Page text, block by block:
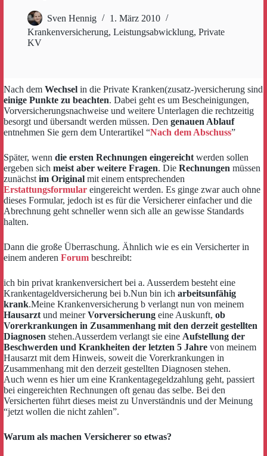
Sven Hennig
1. März 2010
Krankenversicherung, Leistungsabwicklung, Private
KV
Nach dem Wechsel in die Private Kranken(zusatz-)versicherung sind
einige Punkte zu beachten. Dabei geht es um Bescheinigungen,
Vorversicherungsnachweise und weitere Unterlagen die rechtzeitig
besorgt und übersandt werden müssen. Den genauen Ablauf
entnehmen Sie gern dem Unterartikel “Nach dem Abschuss”
Später, wenn die ersten Rechnungen eingereicht werden sollen
ergeben sich meist aber weitere Fragen. Die Rechnungen müssen
zunächst im Original mit einem entsprechenden
Erstattungsformular eingereicht werden. Es ginge zwar auch ohne
dieses Formular, jedoch ist es für die Versicherer einfacher und die
Abrechnung geht schneller wenn sich alle an gewisse Standards
halten.
Dann die große Überraschung. Ähnlich wie es ein Versicherter in
einem anderen Forum beschreibt:
ich bin privat krankenversichert bei a. Ausserdem besteht eine
Krankentageldversicherung bei b.Nun bin ich arbeitsunfähig
krank.Meine Krankenversicherung b verlangt nun von meinem
Hausarzt und meinerVorversicherung eine Auskunft, ob
Vorerkrankungen in Zusammenhang mit den derzeit gestellten
Diagnosen stehen.Ausserdem verlangt sie eine Aufstellung der
Beschwerden und Krankheiten der letzten 5 Jahre von meinem
Hausarzt mit dem Hinweis, soweit die Vorerkrankungen in
Zusammenhang mit den derzeit gestellten Diagnosen stehen.
Auch wenn es hier um eine Krankentagegeldzahlung geht, passiert
bei eingereichten Rechnungen oft genau das selbe. Bei den
Versicherten führt dieses meist zu Unverständnis und der Meinung
“jetzt wollen die nicht zahlen”.
Warum als machen Versicherer so etwas?